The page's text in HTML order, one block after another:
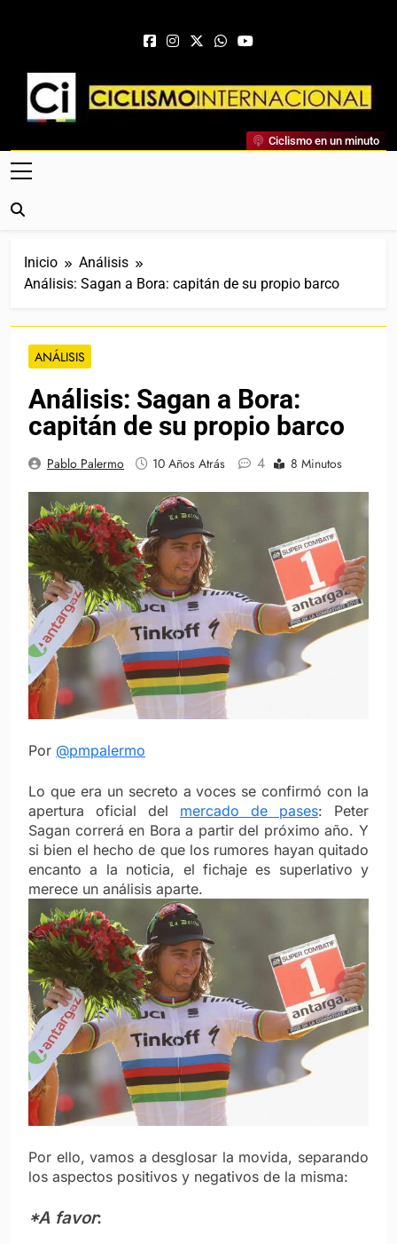
Ciclismo Internacional
Web Dedicada Al Ciclismo Mundial. Entrevistas, Análisis,
Crónicas, Previas Y Más. La Web Ciclista De Referencia.
Ciclismo en un minuto
Inicio
Análisis
Análisis: Sagan a Bora: capitán de su propio barco
ANÁLISIS
Análisis: Sagan a Bora:
capitán de su propio barco
Pablo Palermo 10 Años Atrás 4 8 Minutos
Por @pmpalermo
Lo que era un secreto a voces se confirmó con la
apertura oficial del mercado de pases: Peter
Sagan correrá en Bora a partir del próximo año. Y
si bien el hecho de que los rumores hayan quitado
encanto a la noticia, el fichaje es superlativo y
merece un análisis aparte.
Por ello, vamos a desglosar la movida, separando
los aspectos positivos y negativos de la misma:
*A favor: